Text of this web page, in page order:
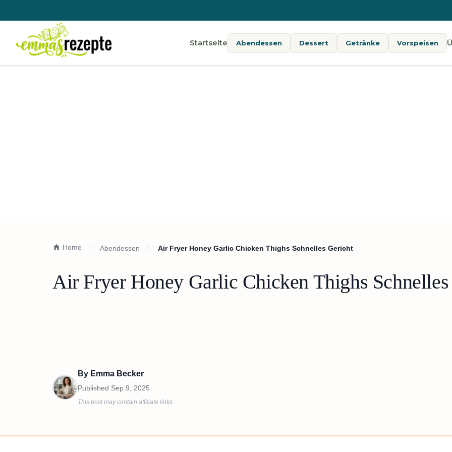
Startseite Abendessen Dessert Getränke Vorspeisen
Home Abendessen Air Fryer Honey Garlic Chicken Thighs Schnelles Gericht
Air Fryer Honey Garlic Chicken Thighs
By Emma Becker
Published Sep 9, 2025
This post may contain affiliate links.